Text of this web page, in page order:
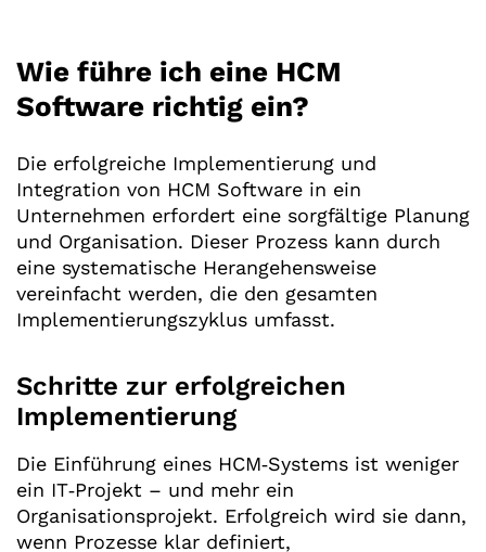
Wie führe ich eine HCM
Software richtig ein?
Die erfolgreiche Implementierung und
Integration von HCM Software in ein
Unternehmen erfordert eine sorgfältige Planung
und Organisation. Dieser Prozess kann durch
eine systematische Herangehensweise
vereinfacht werden, die den gesamten
Implementierungszyklus umfasst.
Schritte zur erfolgreichen
Implementierung
Die Einführung eines HCM‑Systems ist weniger
ein IT‑Projekt – und mehr ein
Organisationsprojekt. Erfolgreich wird sie dann,
wenn Prozesse klar definiert,